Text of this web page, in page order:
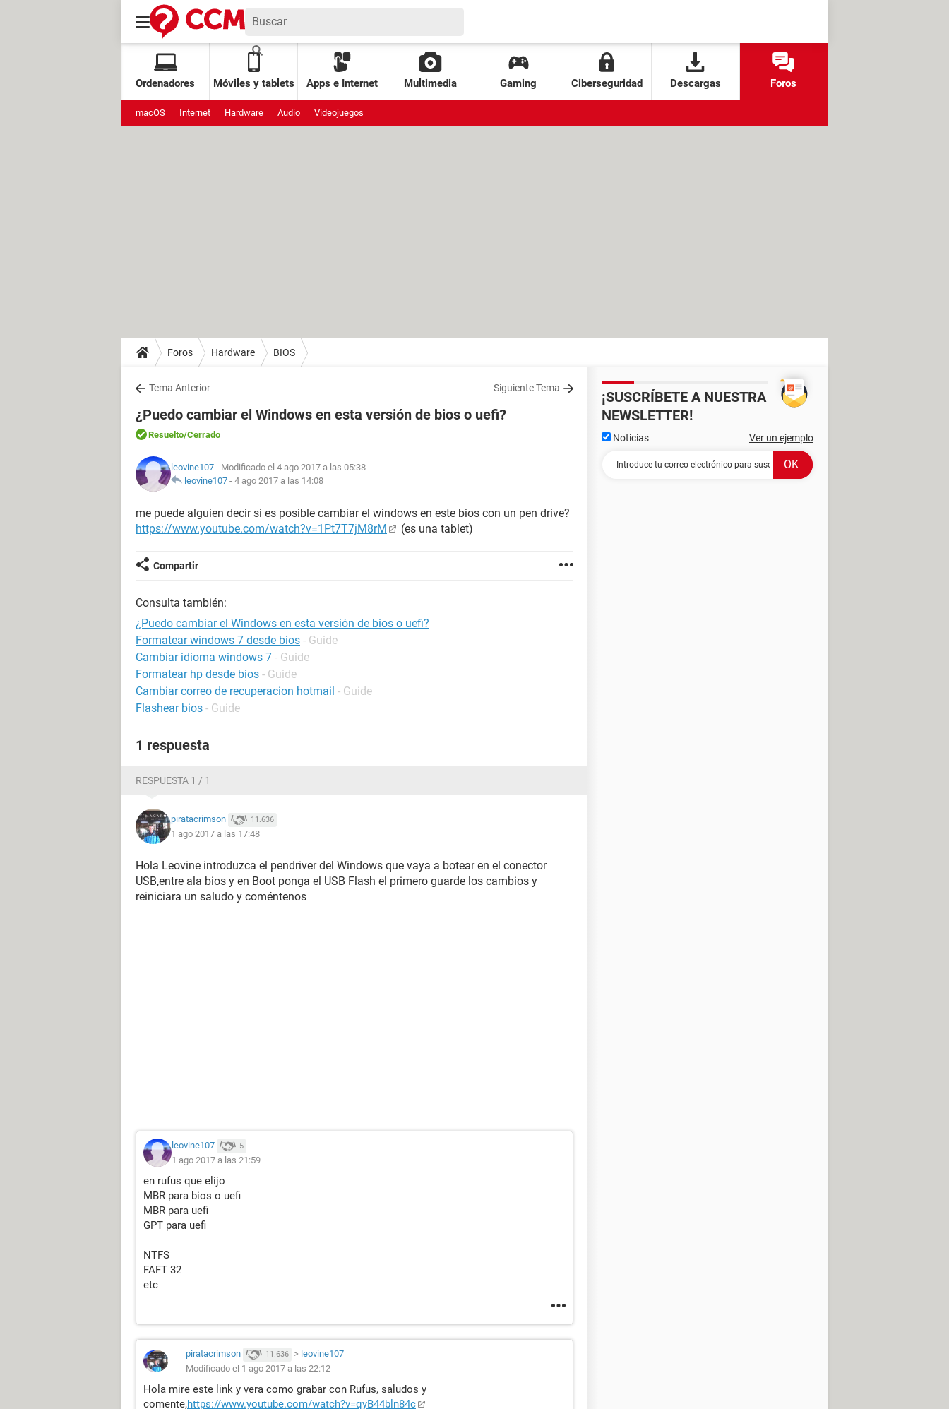
Ordenadores Móviles y tablets Apps e Internet Multimedia Gaming Ciberseguridad Descargas Foros
macOS Internet Hardware Audio Videojuegos
Foros Hardware BIOS
Tema Anterior Siguiente Tema
¿Puedo cambiar el Windows en esta versión de bios o uefi?
Resuelto/Cerrado
leovine107 - Modificado el 4 ago 2017 a las 05:38
leovine107 - 4 ago 2017 a las 14:08
me puede alguien decir si es posible cambiar el windows en este bios con un pen drive?
https://www.youtube.com/watch?v=1Pt7T7jM8rM
(es una tablet)
Compartir
Consulta también:
¿Puedo cambiar el Windows en esta versión de bios o uefi?
Formatear windows 7 desde bios - Guide
Cambiar idioma windows 7 - Guide
Formatear hp desde bios - Guide
Cambiar correo de recuperacion hotmail - Guide
Flashear bios - Guide
1 respuesta
RESPUESTA 1 / 1
piratacrimson 11.636
1 ago 2017 a las 17:48
Hola Leovine introduzca el pendriver del Windows que vaya a botear en el conector
USB,entre ala bios y en Boot ponga el USB Flash el primero guarde los cambios y
reiniciara un saludo y coméntenos
leovine107 5
1 ago 2017 a las 21:59
en rufus que elijo
MBR para bios o uefi
MBR para uefi
GPT para uefi
NTFS
FAFT 32
etc
piratacrimson 11.636 > leovine107
Modificado el 1 ago 2017 a las 22:12
Hola mire este link y vera como grabar con Rufus, saludos y
comente,https://www.youtube.com/watch?v=qyB44bln84c
¡SUSCRÍBETE A NUESTRA
NEWSLETTER!
Noticias Ver un ejemplo